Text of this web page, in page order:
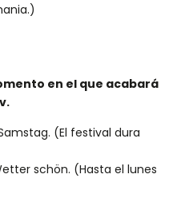
en el que acabará
(El festival dura
schön. (Hasta el lunes